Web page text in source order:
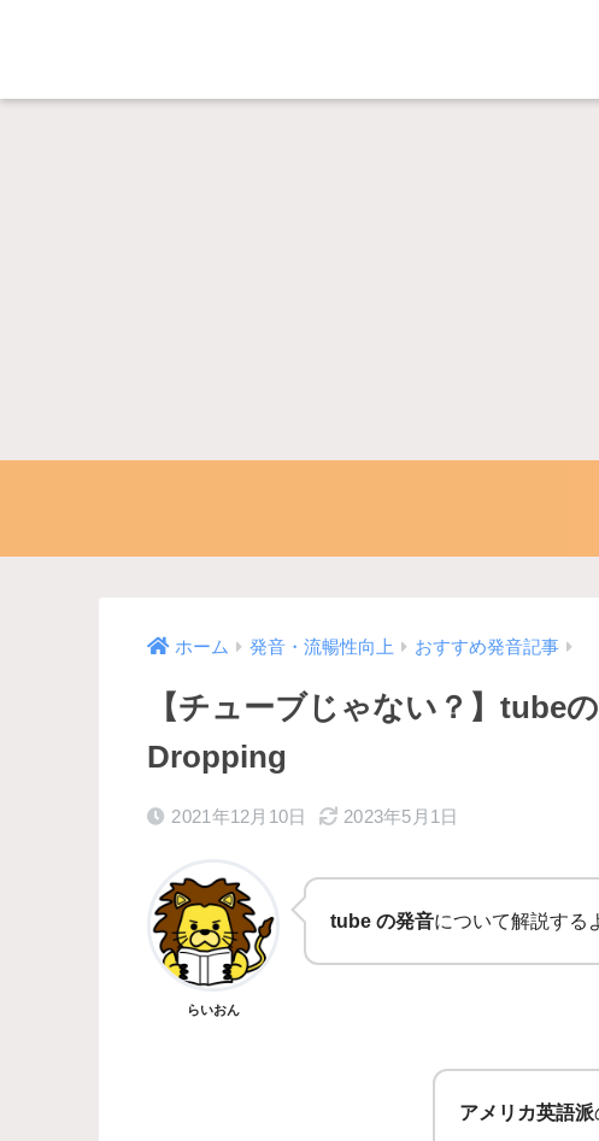
ホーム 発音・流暢性向上 おすすめ発音記事
【チューブじゃない？】tube
Dropping
2021年12月10日 2023年5月1日
らいおん
tube の発音について解説する
アメリカ英語派